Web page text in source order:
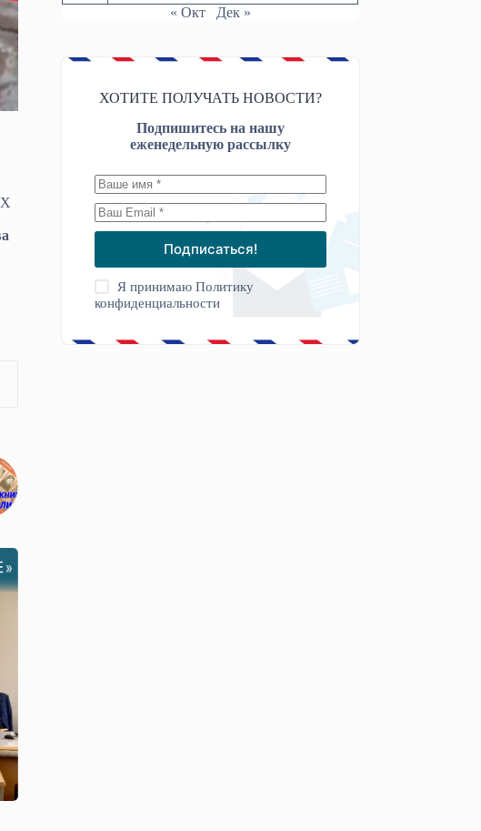
« Окт
Дек »
ХОТИТЕ ПОЛУЧАТЬ НОВОСТИ?
Подпишитесь на нашу
еженедельную рассылку
Подписаться!
Я принимаюПолитику
конфиденциальности